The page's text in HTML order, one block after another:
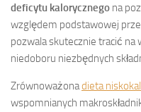
deficytu kalorycznego na
względem podstawowej
pozwala skutecznie tracić na
niedoboru niezbędnych
Zrównoważonadieta
wspomnianych